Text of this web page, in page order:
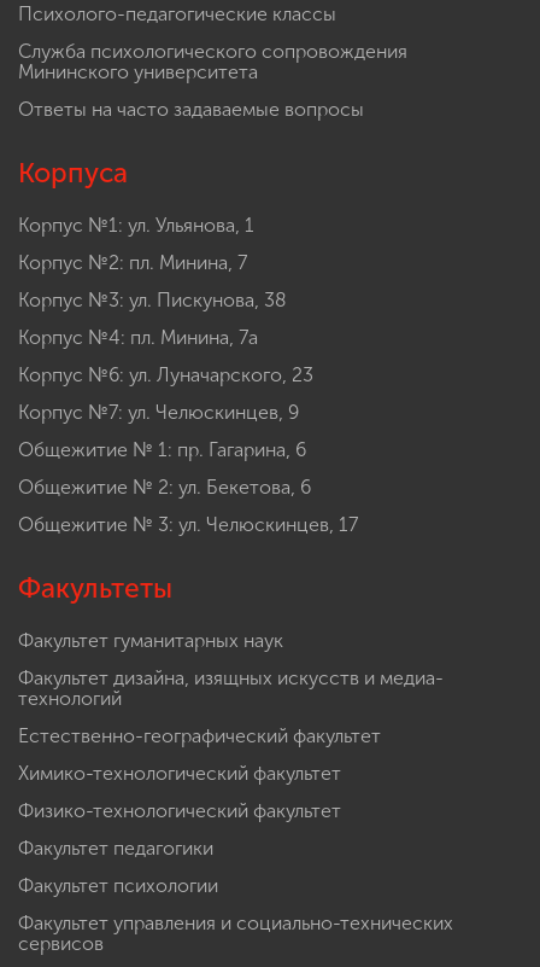
Психолого-педагогические классы
Служба психологического сопровождения
Мининского университета
Ответы на часто задаваемые вопросы
Корпуса
Корпус №1: ул. Ульянова, 1
Корпус №2: пл. Минина, 7
Корпус №3: ул. Пискунова, 38
Корпус №4: пл. Минина, 7а
Корпус №6: ул. Луначарского, 23
Корпус №7: ул. Челюскинцев, 9
Общежитие № 1: пр. Гагарина, 6
Общежитие № 2: ул. Бекетова, 6
Общежитие № 3: ул. Челюскинцев, 17
Факультеты
Факультет гуманитарных наук
Факультет дизайна, изящных искусств и медиа-
технологий
Естественно-географический факультет
Химико-технологический факультет
Физико-технологический факультет
Факультет педагогики
Факультет психологии
Факультет управления и социально-технических
сервисов